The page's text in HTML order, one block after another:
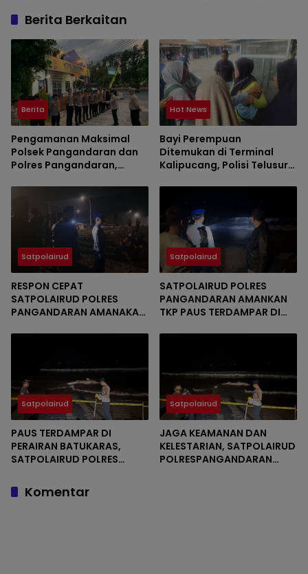
Berita Berkaitan
Berita
Pengamanan Maksimal
Polsek Pangandaran dan
Polres Pangandaran,
Berlangsung Aman
Hot News
Bayi Perempuan
Ditemukan di Terminal
Kalipucang, Polisi Telusuri
Satpolairud
RESPON CEPAT
SATPOLAIRUD POLRES
PANGANDARAN AMANAKAN
BATUKARAS
Satpolairud
SATPOLAIRUD POLRES
PANGANDARAN AMANKAN
TKP PAUS TERDAMPAR DI
Satpolairud
PAUS TERDAMPAR DI
PERAIRAN BATUKARAS,
SATPOLAIRUD POLRES
CEPAT AMANKAN LOKASI
Satpolairud
JAGA KEAMANAN DAN
KELESTARIAN, SATPOLAIRUD
POLRESPANGANDARAN
Komentar